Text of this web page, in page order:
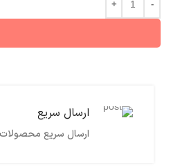
ارسال سریع
ارسال سریع